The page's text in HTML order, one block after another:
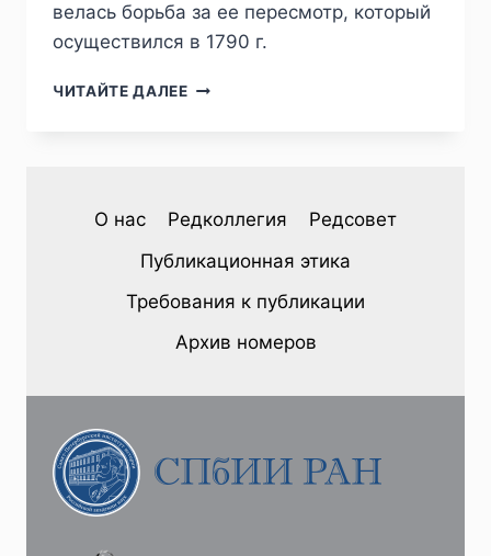
велась борьба за ее пересмотр, который
осуществился в 1790 г.
ЧИТАЙТЕ ДАЛЕЕПИЖ
СОЗДАНИЕ
США:
ПЕНСИЛЬВАНСКИЙ
КОНТЕКСТ
О нас Редколлегия
Редсовет
Публикационная этика
Требования к публикации
Архив номеров